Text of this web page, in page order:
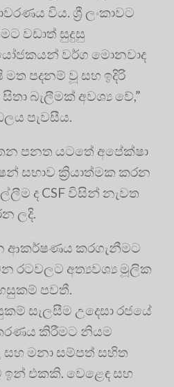
විය. ශ්‍රී ලංකාවට
වඩාත් සුදුසු
වර්ග මොනවාද
පදනම් වූ සහ ඉදිරි
බැලීමක් අවශ්‍ය වේ,”
පැවසීය.
පනත යටතේ අපේක්ෂා
සභාව ක්‍රියාත්මක කරන
ද CSF විසින් නැවත
ලදි.
ආකර්ෂණය කරගැනීමට
රටවලට අත්‍යවශ්‍ය මූලික
පවතී.
සැලසීම උදෙසා රජයේ
කිරීමට නියම
මනා සම්පත් සහිත
එකකි. වෙළෙඳ සහ